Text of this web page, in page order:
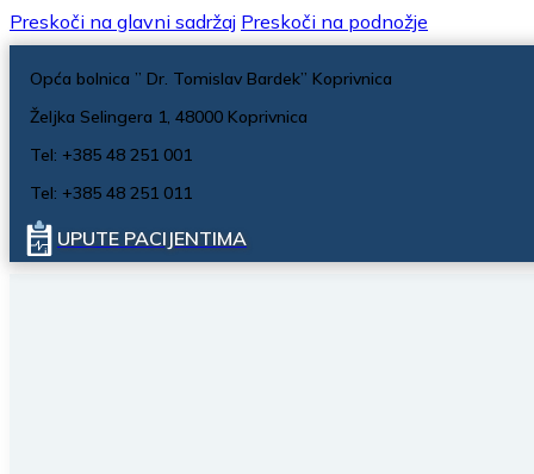
Preskoči na glavni sadržaj Preskoči na podnožje
Opća bolnica ” Dr. Tomislav Bardek” Koprivnica
Željka Selingera 1, 48000 Koprivnica
Tel: +385 48 251 001
Tel: +385 48 251 011
UPUTE PACIJENTIMA